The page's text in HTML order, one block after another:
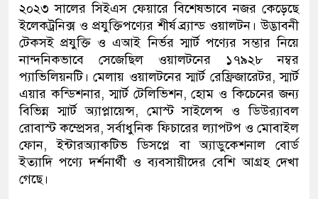
২০২৩ সালের সিইএস ফেয়ারে বিশেষভাবে নজর কেড়েছে
ইলেকট্রনিক্স ও প্রযুক্তিপণ্যের শীর্ষ ব্র্যান্ড ওয়ালটন। উদ্ভাবনী
টেকসই প্রযুক্তি ও এআই নির্ভর স্মার্ট পণ্যের সম্ভার নিয়ে
নান্দনিকভাবে সেজেছিল ওয়ালটনের ১৭৯২৮ নম্বর
প্যাভিলিয়নটি। মেলায় ওয়ালটনের স্মার্ট রেফ্রিজারেটর, স্মার্ট
এয়ার কন্ডিশনার, স্মার্ট টেলিভিশন, হোম ও কিচেনের জন্য
বিভিন্ন স্মার্ট অ্যাপ্লায়েন্স, মোস্ট সাইলেন্স ও ডিউর‌্যাবল
রোবাস্ট কম্প্রেসর, সর্বাধুনিক ফিচারের ল্যাপটপ ও মোবাইল
ফোন, ইন্টারঅ্যাকটিভ ডিসপ্লে বা অ্যাডুকেশনাল বোর্ড
ইত্যাদি পণ্যে দর্শনার্থী ও ব্যবসায়ীদের বেশি আগ্রহ দেখা
গেছে।